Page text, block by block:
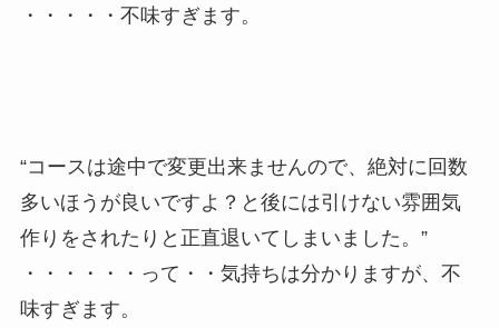
・・・・・不味すぎます。
“コースは途中で変更出来ませんので、絶対に回数
多いほうが良いですよ？と後には引けない雰囲気
作りをされたりと正直退いてしまいました。”
・・・・・・って・・気持ちは分かりますが、不
味すぎます。